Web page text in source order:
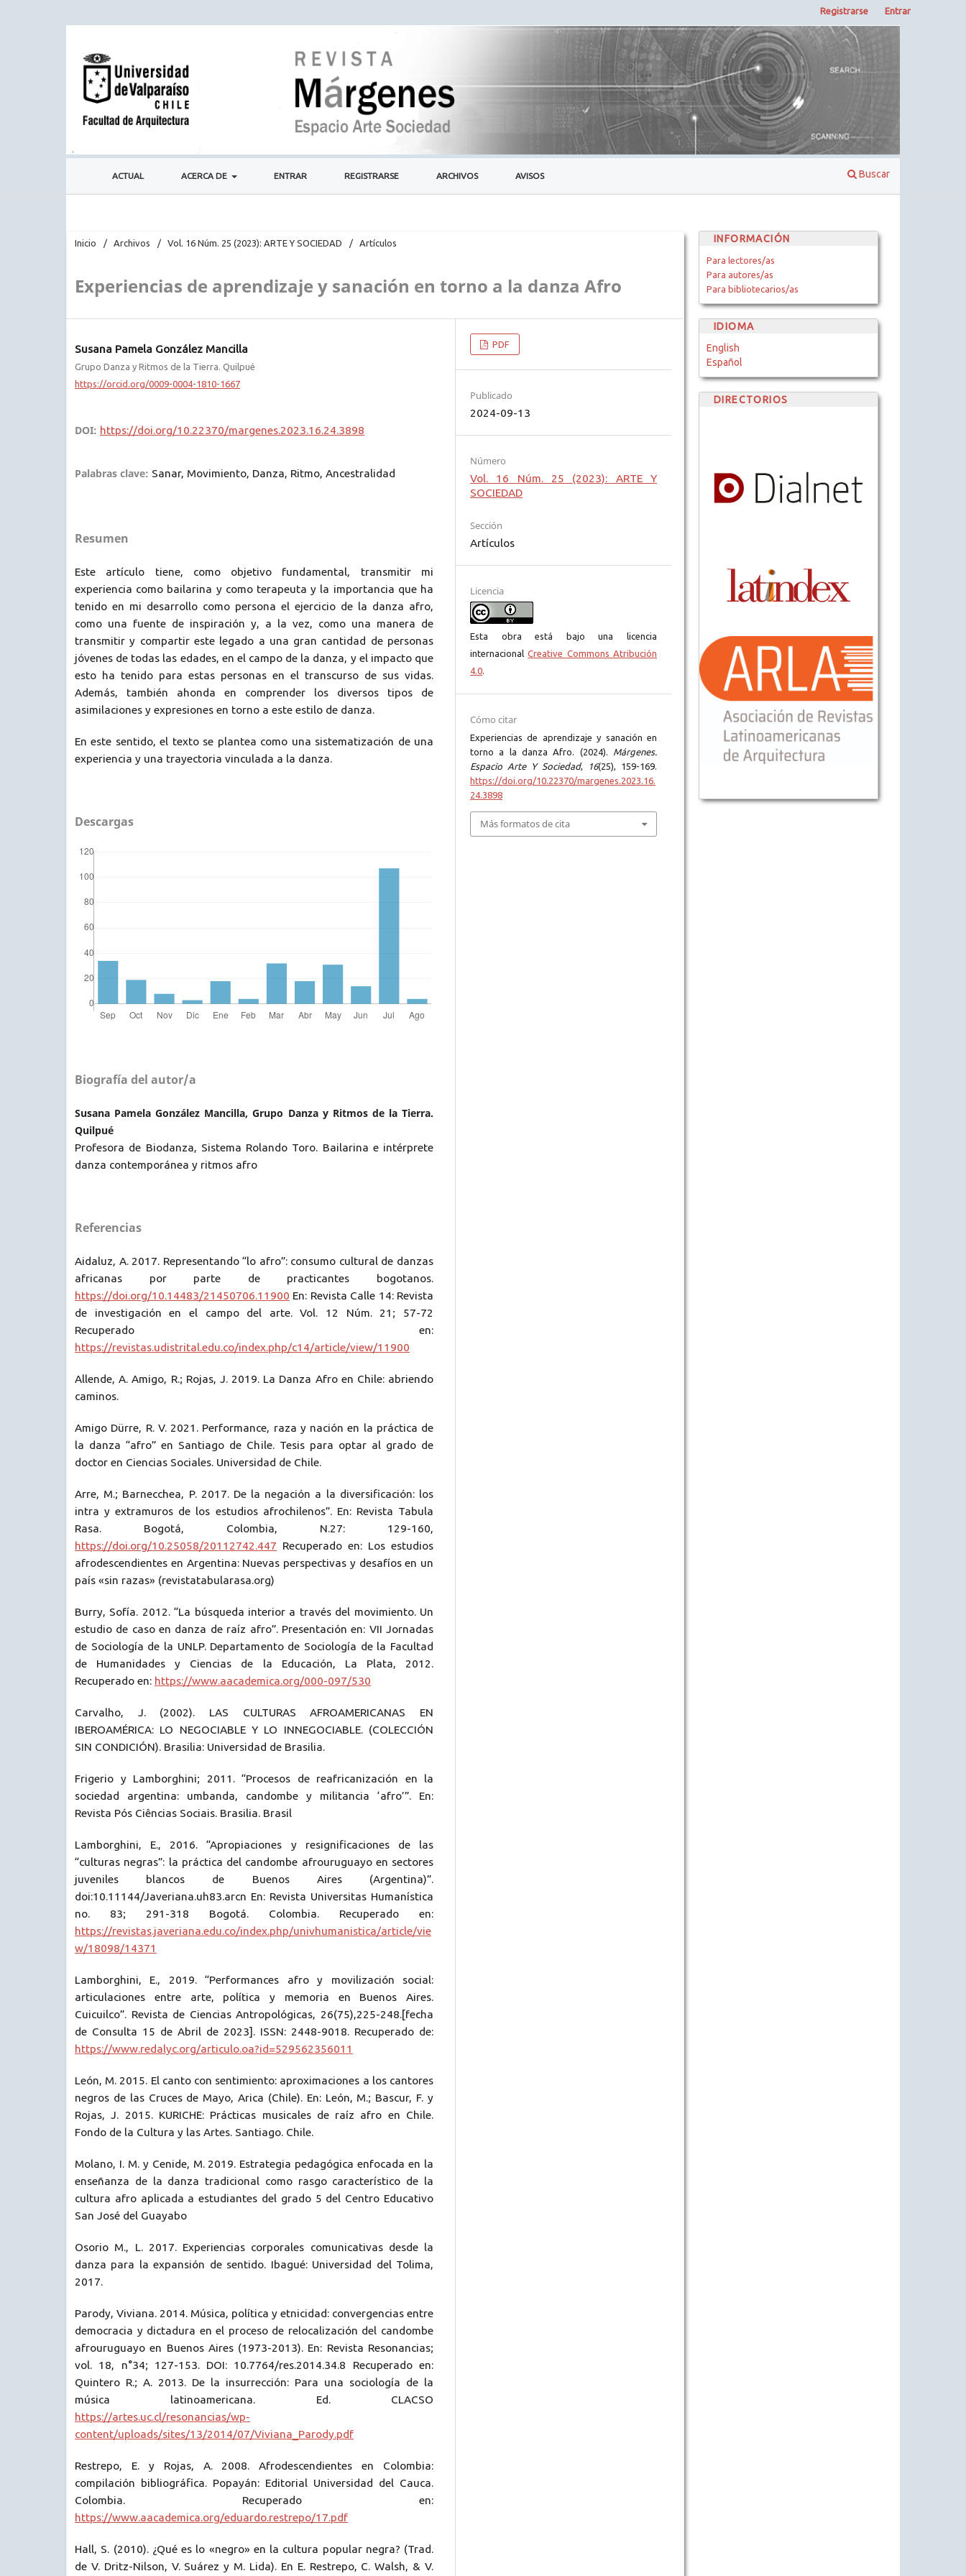
ACTUAL ACERCA DE ENTRAR REGISTRARSE ARCHIVOS AVISOS Buscar
Registrarse Entrar
Inicio / Archivos / Vol. 16 Núm. 25 (2023): ARTE Y SOCIEDAD / Artículos
Experiencias de aprendizaje y sanación en torno a la danza Afro
Susana Pamela González Mancilla
Grupo Danza y Ritmos de la Tierra. Quilpué
https://orcid.org/0009-0004-1810-1667
DOI: https://doi.org/10.22370/margenes.2023.16.24.3898
Palabras clave: Sanar, Movimiento, Danza, Ritmo, Ancestralidad
Resumen
Este artículo tiene, como objetivo fundamental, transmitir mi
experiencia como bailarina y como terapeuta y la importancia que ha
tenido en mi desarrollo como persona el ejercicio de la danza afro,
como una fuente de inspiración y, a la vez, como una manera de
transmitir y compartir este legado a una gran cantidad de personas
jóvenes de todas las edades, en el campo de la danza, y el impacto que
esto ha tenido para estas personas en el transcurso de sus vidas.
Además, también ahonda en comprender los diversos tipos de
asimilaciones y expresiones en torno a este estilo de danza.
En este sentido, el texto se plantea como una sistematización de una
experiencia y una trayectoria vinculada a la danza.
Descargas
Biografía del autor/a
Susana Pamela González Mancilla, Grupo Danza y Ritmos de la Tierra.
Quilpué
Profesora de Biodanza, Sistema Rolando Toro. Bailarina e intérprete
danza contemporánea y ritmos afro
Referencias
Aidaluz, A. 2017. Representando “lo afro”: consumo cultural de danzas
africanas por parte de practicantes bogotanos.
https://doi.org/10.14483/21450706.11900 En: Revista Calle 14: Revista
de investigación en el campo del arte. Vol. 12 Núm. 21; 57-72
Recuperado en:
https://revistas.udistrital.edu.co/index.php/c14/article/view/11900
Allende, A. Amigo, R.; Rojas, J. 2019. La Danza Afro en Chile: abriendo
caminos.
Amigo Dürre, R. V. 2021. Performance, raza y nación en la práctica de
la danza “afro” en Santiago de Chile. Tesis para optar al grado de
doctor en Ciencias Sociales. Universidad de Chile.
Arre, M.; Barnecchea, P. 2017. De la negación a la diversificación: los
intra y extramuros de los estudios afrochilenos”. En: Revista Tabula
Rasa. Bogotá, Colombia, N.27: 129-160,
https://doi.org/10.25058/20112742.447 Recuperado en: Los estudios
afrodescendientes en Argentina: Nuevas perspectivas y desafíos en un
país «sin razas» (revistatabularasa.org)
Burry, Sofía. 2012. “La búsqueda interior a través del movimiento. Un
estudio de caso en danza de raíz afro”. Presentación en: VII Jornadas
de Sociología de la UNLP. Departamento de Sociología de la Facultad
de Humanidades y Ciencias de la Educación, La Plata, 2012.
Recuperado en: https://www.aacademica.org/000-097/530
Carvalho, J. (2002). LAS CULTURAS AFROAMERICANAS EN
IBEROAMÉRICA: LO NEGOCIABLE Y LO INNEGOCIABLE. (COLECCIÓN
SIN CONDICIÓN). Brasilia: Universidad de Brasilia.
Frigerio y Lamborghini; 2011. “Procesos de reafricanización en la
sociedad argentina: umbanda, candombe y militancia ‘afro’”. En:
Revista Pós Ciências Sociais. Brasilia. Brasil
Lamborghini, E., 2016. “Apropiaciones y resignificaciones de las
“culturas negras”: la práctica del candombe afrouruguayo en sectores
juveniles blancos de Buenos Aires (Argentina)”.
doi:10.11144/Javeriana.uh83.arcn En: Revista Universitas Humanística
no. 83; 291-318 Bogotá. Colombia. Recuperado en:
https://revistas.javeriana.edu.co/index.php/univhumanistica/article/vie
w/18098/14371
Lamborghini, E., 2019. “Performances afro y movilización social:
articulaciones entre arte, política y memoria en Buenos Aires.
Cuicuilco”. Revista de Ciencias Antropológicas, 26(75),225-248.[fecha
de Consulta 15 de Abril de 2023]. ISSN: 2448-9018. Recuperado de:
https://www.redalyc.org/articulo.oa?id=529562356011
León, M. 2015. El canto con sentimiento: aproximaciones a los cantores
negros de las Cruces de Mayo, Arica (Chile). En: León, M.; Bascur, F. y
Rojas, J. 2015. KURICHE: Prácticas musicales de raíz afro en Chile.
Fondo de la Cultura y las Artes. Santiago. Chile.
Molano, I. M. y Cenide, M. 2019. Estrategia pedagógica enfocada en la
enseñanza de la danza tradicional como rasgo característico de la
cultura afro aplicada a estudiantes del grado 5 del Centro Educativo
San José del Guayabo
Osorio M., L. 2017. Experiencias corporales comunicativas desde la
danza para la expansión de sentido. Ibagué: Universidad del Tolima,
2017.
Parody, Viviana. 2014. Música, política y etnicidad: convergencias entre
democracia y dictadura en el proceso de relocalización del candombe
afrouruguayo en Buenos Aires (1973-2013). En: Revista Resonancias;
vol. 18, n°34; 127-153. DOI: 10.7764/res.2014.34.8 Recuperado en:
Quintero R.; A. 2013. De la insurrección: Para una sociología de la
música latinoamericana. Ed. CLACSO
https://artes.uc.cl/resonancias/wp-
content/uploads/sites/13/2014/07/Viviana_Parody.pdf
Restrepo, E. y Rojas, A. 2008. Afrodescendientes en Colombia:
compilación bibliográfica. Popayán: Editorial Universidad del Cauca.
Colombia. Recuperado en:
https://www.aacademica.org/eduardo.restrepo/17.pdf
Hall, S. (2010). ¿Qué es lo «negro» en la cultura popular negra? (Trad.
de V. Dritz-Nilson, V. Suárez y M. Lida). En E. Restrepo, C. Walsh, & V.
PDF
Publicado
2024-09-13
Número
Vol. 16 Núm. 25 (2023): ARTE Y
SOCIEDAD
Sección
Artículos
Licencia
Esta obra está bajo una licencia
internacionalCreative Commons Atribución
4.0.
Cómo citar
Experiencias de aprendizaje y sanación en
torno a la danza Afro. (2024). Márgenes.
Espacio Arte Y Sociedad, 16(25), 159-169.
https://doi.org/10.22370/margenes.2023.16.
24.3898
Más formatos de cita
INFORMACIÓN
Para lectores/as
Para autores/as
Para bibliotecarios/as
IDIOMA
English
Español
DIRECTORIOS